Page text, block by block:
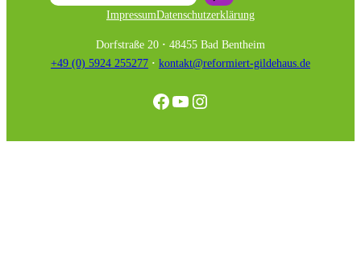
ImpressumDatenschutzerklärung
Dorfstraße 20 · 48455 Bad Bentheim
+49 (0) 5924 255277 · kontakt@reformiert-gildehaus.de
Facebook
YouTube
Instagram